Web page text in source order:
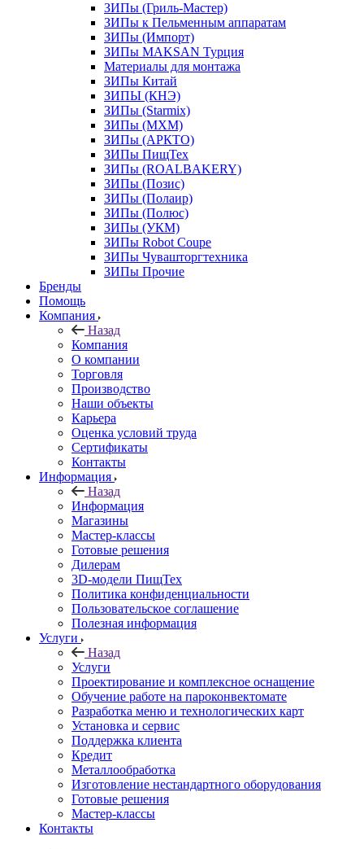
ЗИПы (Гриль-Мастер)
ЗИПы к Пельменным аппаратам
ЗИПы (Импорт)
ЗИПы MAKSAN Турция
Материалы для монтажа
ЗИПы Китай
ЗИПЫ (КНЭ)
ЗИПы (Starmix)
ЗИПы (МХМ)
ЗИПы (АРКТО)
ЗИПы ПищТех
ЗИПы (ROALBAKERY)
ЗИПы (Позис)
ЗИПы (Полаир)
ЗИПы (Полюс)
ЗИПы (УКМ)
ЗИПы Robot Coupe
ЗИПы Чувашторгтехника
ЗИПы Прочие
Бренды
Помощь
Компания
Назад
Компания
О компании
Торговля
Производство
Наши объекты
Карьера
Оценка условий труда
Сертификаты
Контакты
Информация
Назад
Информация
Магазины
Мастер-классы
Готовые решения
Дилерам
3D-модели ПищТех
Политика конфиденциальности
Пользовательское соглашение
Полезная информация
Услуги
Назад
Услуги
Проектирование и комплексное оснащение
Обучение работе на пароконвектомате
Разработка меню и технологических карт
Установка и сервис
Поддержка клиента
Кредит
Металлообработка
Изготовление нестандартного оборудования
Готовые решения
Мастер-классы
Контакты